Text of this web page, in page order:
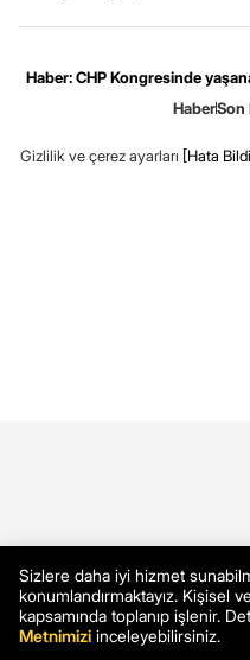
Haber: CHP Kongresinde
HaberSon
Gizlilik ve çerez ayarları [Hata
Sizlere daha iyi hizmet
konumlandırmaktayız. Kişisel
kapsamında toplanıp işlenir.
Metnimizi inceleyebilirsiniz.